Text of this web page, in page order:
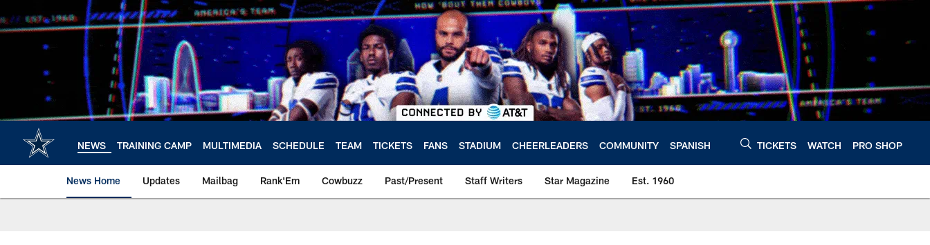
to
main
NEWS TRAINING CAMP MULTIMEDIA SCHEDULE TEAM TICKETS FANS STADIUM CHEERLEADERS COMMUNITY SPANISH TICKETS WATCH PRO SHOP
News Home Updates Mailbag Rank'Em Cowbuzz Past/Present Staff Writers Star Magazine Est. 1960